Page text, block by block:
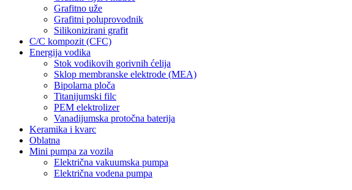
Grafitno uže
Grafitni poluprovodnik
Silikonizirani grafit
C/C kompozit (CFC)
Energija vodika
Stok vodikovih gorivnih ćelija
Sklop membranske elektrode (MEA)
Bipolarna ploča
Titanijumski filc
PEM elektrolizer
Vanadijumska protočna baterija
Keramika i kvarc
Oblatna
Mini pumpa za vozila
Električna vakuumska pumpa
Električna vodena pumpa